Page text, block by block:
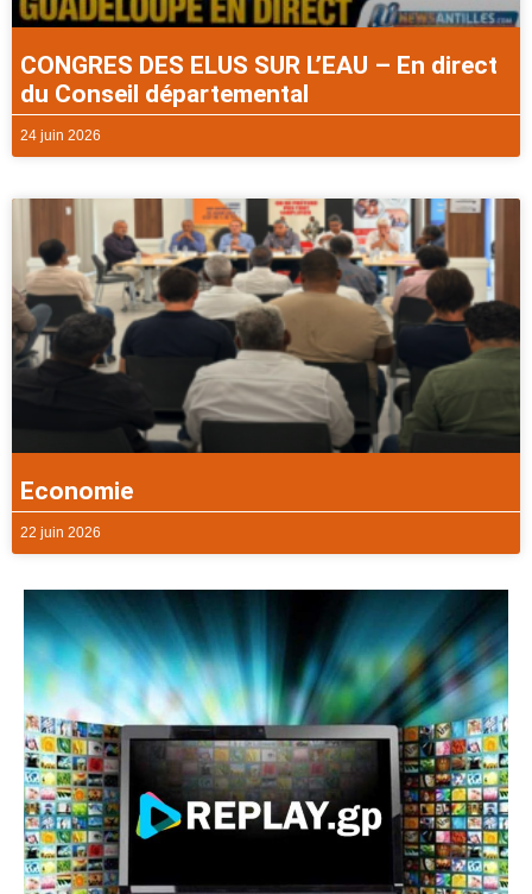
CONGRES DES ELUS SUR L’EAU – En direct
du Conseil départemental
24 juin 2026
Economie
22 juin 2026